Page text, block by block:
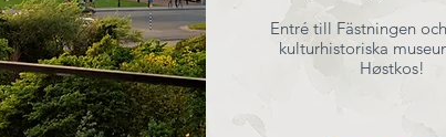
Entré till Fästningen
kulturhistoriska
Høstkos!